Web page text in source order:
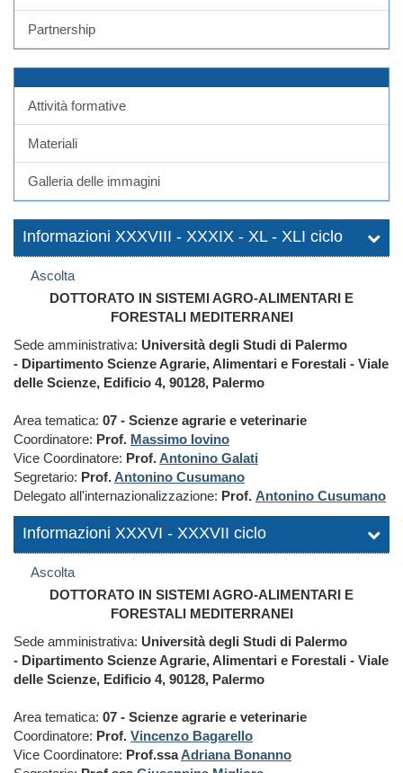
Partnership
Attività formative
Materiali
Galleria delle immagini
Informazioni XXXVIII - XXXIX - XL - XLI ciclo
Ascolta
DOTTORATO IN SISTEMI AGRO-ALIMENTARI E
FORESTALI MEDITERRANEI
Sede amministrativa: Università degli Studi di Palermo
- Dipartimento Scienze Agrarie, Alimentari e Forestali - Viale
delle Scienze, Edificio 4, 90128, Palermo
Area tematica: 07 - Scienze agrarie e veterinarie
Coordinatore: Prof. Massimo Iovino
Vice Coordinatore: Prof.Antonino Galati
Segretario: Prof.Antonino Cusumano
Delegato all'internazionalizzazione: Prof. Antonino Cusumano
Informazioni XXXVI - XXXVII ciclo
Ascolta
DOTTORATO IN SISTEMI AGRO-ALIMENTARI E
FORESTALI MEDITERRANEI
Sede amministrativa: Università degli Studi di Palermo
- Dipartimento Scienze Agrarie, Alimentari e Forestali - Viale
delle Scienze, Edificio 4, 90128, Palermo
Area tematica: 07 - Scienze agrarie e veterinarie
Coordinatore: Prof. Vincenzo Bagarello
Vice Coordinatore: Prof.ssaAdriana Bonanno